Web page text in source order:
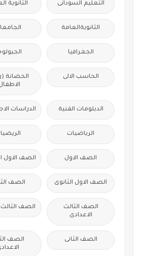
التعليم السودانى الثانوية
الثانويةالعامة
الجغرافيا
الحاسب الالى
الحضانة
الدبلومات الفنية الدراسات
الرياضيات
الصف الاول الصف الاول
الصف الاول الثانوى الصف
الصف الثالث
الاعدادى
الصف الثالث
الصف الثانى
الصف